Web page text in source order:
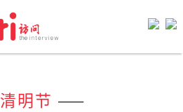
清明节 ——